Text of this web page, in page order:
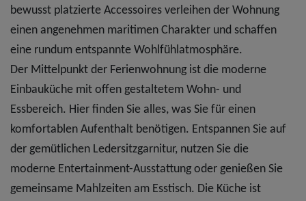
bewusst platzierte Accessoires verleihen der Wohnung
einen angenehmen maritimen Charakter und schaffen
eine rundum entspannte Wohlfühlatmosphäre.
Der Mittelpunkt der Ferienwohnung ist die moderne
Einbauküche mit offen gestaltetem Wohn- und
Essbereich. Hier finden Sie alles, was Sie für einen
komfortablen Aufenthalt benötigen. Entspannen Sie auf
der gemütlichen Ledersitzgarnitur, nutzen Sie die
moderne Entertainment-Ausstattung oder genießen Sie
gemeinsame Mahlzeiten am Esstisch. Die Küche ist